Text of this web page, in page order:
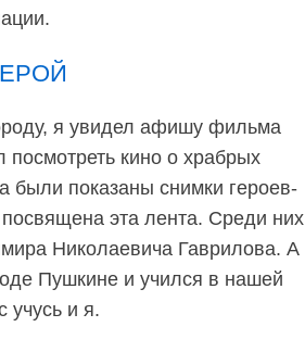
я увидел афишу фильма
кино о храбрых
были показаны снимки героев-
эта лента. Среди них
Николаевича Гаврилова. А
Пушкине и учился в нашей
учусь и я.